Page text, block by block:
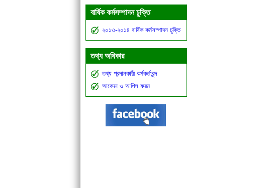
বার্ষিক কর্মসম্পাদন চুক্তি
২০১৩-২০১৪ বার্ষিক কর্মসম্পাদন চুক্তি
তথ্য অধিকার
তথ্য প্রদানকারী কর্মকর্তাবৃন্দ
আবেদন ও আপিল ফরম